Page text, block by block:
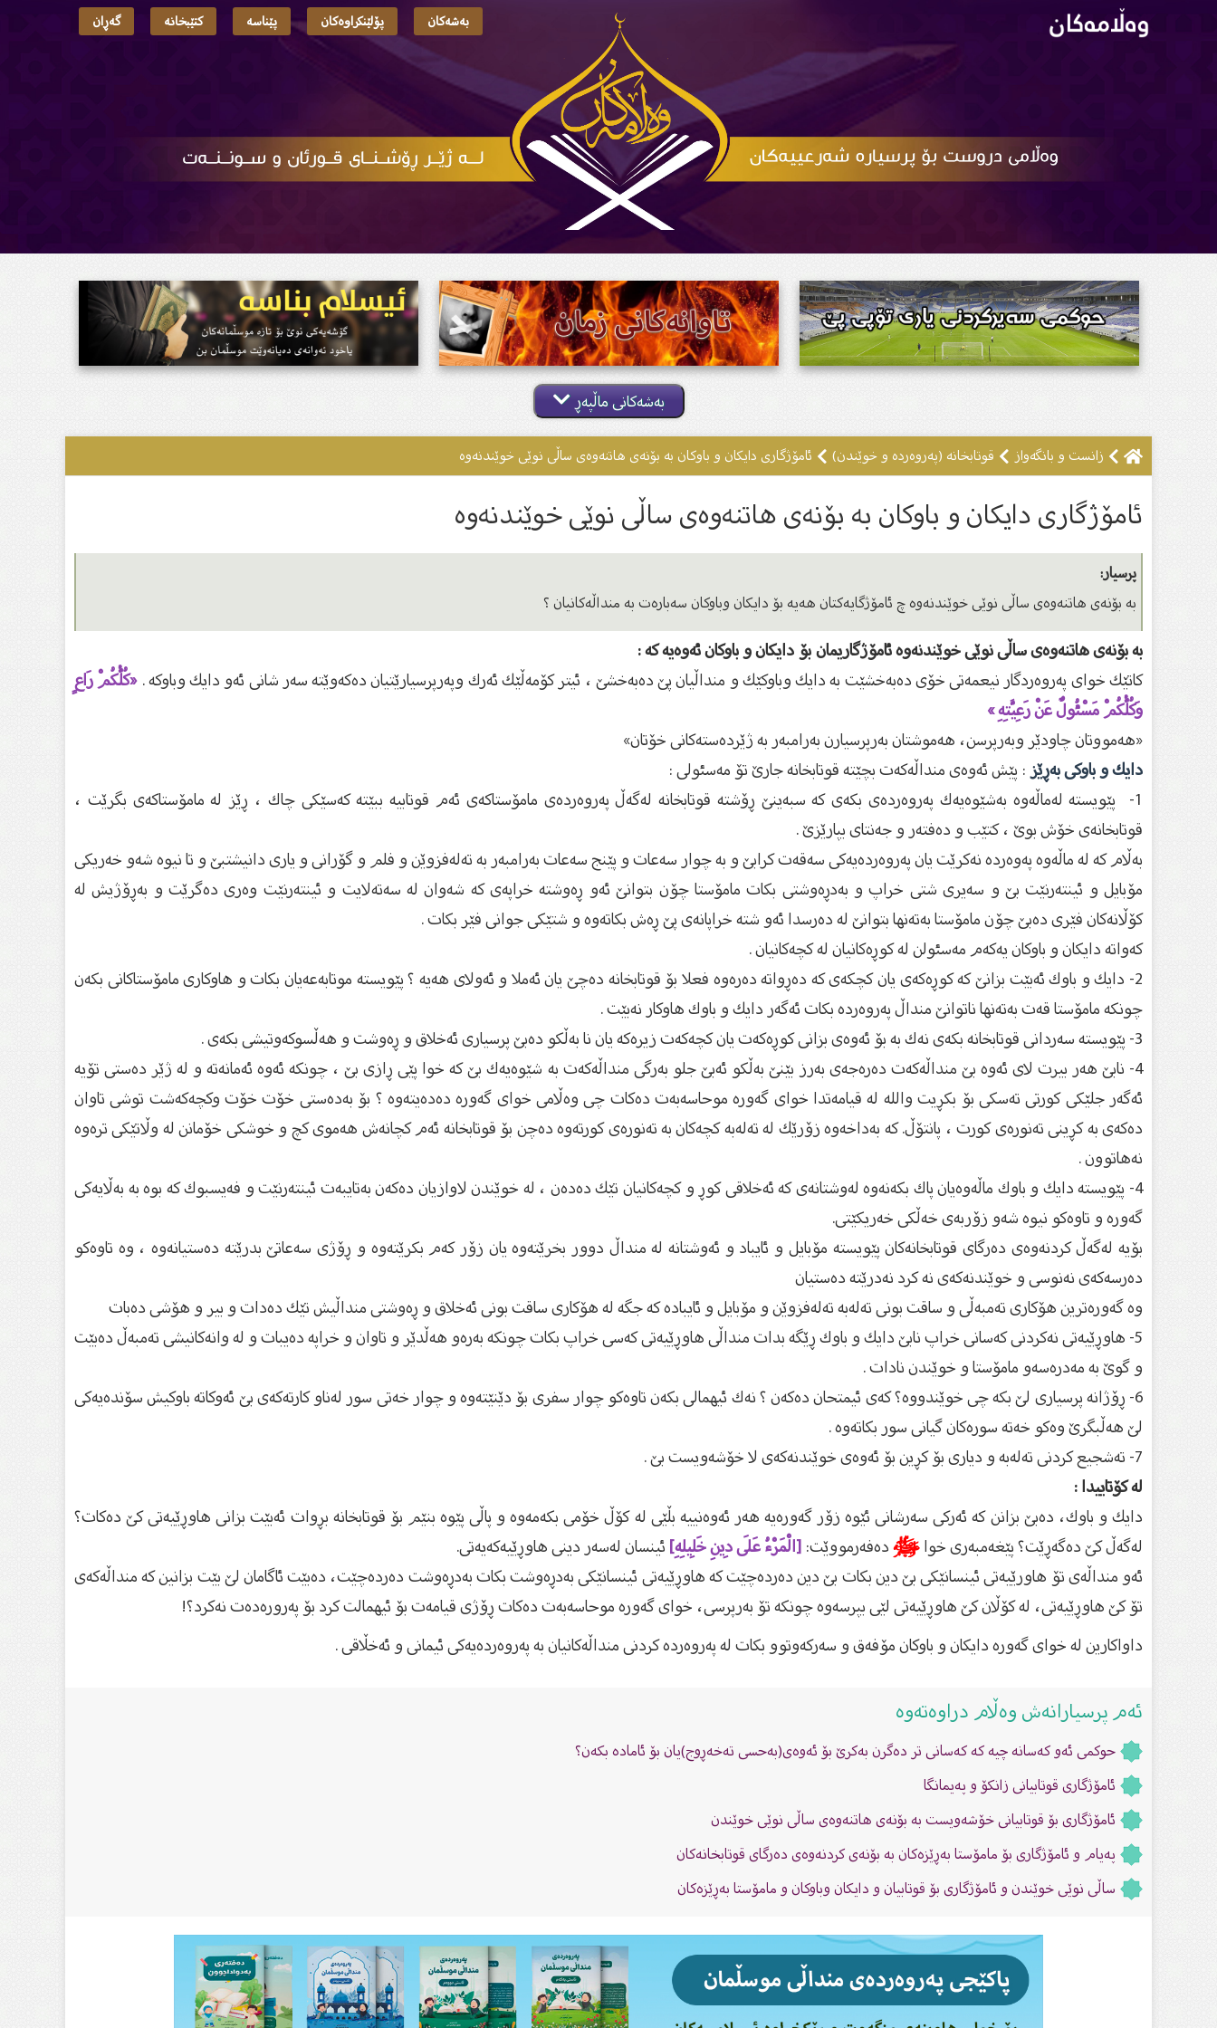
بەشەکان پۆلێنکراوەکان پێناسە کتێبخانە گەڕان
بەشەکانی ماڵپەڕ
زانست و بانگەواز قوتابخانە (پەروەردە و خوێندن) ئامۆژگارى دایکان و باوکان بە بۆنەى هاتنەوەى ساڵى نوێى خوێندنەوە
ئامۆژگارى دایکان و باوکان بە بۆنەى هاتنەوەى ساڵى نوێى خوێندنەوە
پرسیار:
بە بۆنەى هاتنەوەى ساڵى نوێى خوێندنەوە چ ئامۆژگایەکتان هەیە بۆ دایکان وباوکان سەبارەت بە منداڵەکانیان ؟
بە بۆنەى هاتنەوەى ساڵى نوێى خوێندنەوە ئامۆژگاریمان بۆ دایكان و باوكان ئەوەیە کە :
كاتێك خوای پەروەردگار نیعمەتی خۆی دەبەخشێت بە دایك وباوكێك و منداڵیان پێ دەبەخشێ ، ئیتر كۆمەڵێك ئەرك وپەرپرسیارێتیان دەكەوێتە سەر شانی ئەو دایك وباوكە .«كُلُّكُمْ رَاعٍ
وَكُلُّكُمْ مَسْئُولٌ عَنْ رَعِيَّتِهِ »
«هەمووتان چاودێر وبەرپرسن، هەموشتان بەرپرسیارن بەرامبەر بە ژێردەستەكانی خۆتان»
دایك و باوكی بەڕێز: پێش ئەوەی منداڵەكەت بچێتە قوتابخانە جارێ تۆ مەسئولی :
1- پێویستە لەماڵەوە بەشێوەیەك پەروەردەی بكەی كە سبەینێ ڕۆشتە قوتابخانە لەگەڵ پەروەردەی مامۆستاكەی ئەم قوتابیە ببێتە كەسێكی چاك ، ڕێز لە مامۆستاكەی بگرێت ،
قوتابخانەی خۆش بوێ ، كتێب و دەفتەر و جەنتای بپارێزێ .
بەڵام كە لە ماڵەوە پەوەردە نەكرێت یان پەروەردەیەكی سەقەت كرابێ و بە چوار سەعات و پێنج سەعات بەرامبەر بە تەلەفزوێن و فلم و گۆرانی و یاری دانیشتبێ و تا نیوە شەو خەریكی
مۆبایل و ئینتەرنێت بێ و سەیری شتی خراپ و بەدڕەوشتی بكات مامۆستا چۆن بتوانێ ئەو ڕەوشتە خراپەی كە شەوان لە سەتەلایت و ئینتەرنێت وەری دەگرێت و بەڕۆژیش لە
كۆڵانەكان فێری دەبێ چۆن مامۆستا بەتەنها بتوانێ لە دەرسدا ئەو شتە خراپانەی پێ ڕەش بكاتەوە و شتێكی جوانی فێر بكات .
كەواتە دایكان و باوكان یەكەم مەسئولن لە كوڕەكانیان لە كچەكانیان .
2- دایك و باوك ئەبێت بزانێ كە كوڕەكەی یان كچكەی كە دەڕواتە دەرەوە فعلا بۆ قوتابخانە دەچێ یان ئەملا و ئەولای هەیە ؟ پێویستە موتابەعەیان بكات و هاوكاری مامۆستاكانی بكەن
چونكە مامۆستا قەت بەتەنها ناتوانێ منداڵ پەروەردە بكات ئەگەر دایك و باوك هاوكار نەبێت .
3- پێویستە سەردانی قوتابخانە بكەی نەك بە بۆ ئەوەی بزانی كوڕەكەت یان كچەكەت زیرەكە یان نا بەڵكو دەبێ پرسیاری ئەخلاق و ڕەوشت و هەڵسوكەوتیشی بكەی .
4- نابێ هەر بیرت لای ئەوە بێ منداڵەكەت دەرەجەی بەرز بێنێ بەڵكو ئەبێ جلو بەرگی منداڵەكەت بە شێوەیەك بێ كە خوا پێی ڕازی بێ ، چونكە ئەوە ئەمانەتە و لە ژێر دەستی تۆیە
ئەگەر جلێكی كورتی تەسكی بۆ بكڕیت والله لە قیامەتدا خوای گەورە موحاسەبەت دەكات چی وەڵامی خوای گەورە دەدەیتەوە ؟ بۆ بەدەستی خۆت خۆت وكچەكەشت توشی تاوان
دەكەی بە كڕینی تەنورەی كورت ، پانتۆڵ. كە بەداخەوە زۆرێك لە تەلەبە كچەكان بە تەنورەی كورتەوە دەچن بۆ قوتابخانە ئەم كچانەش هەموی كچ و خوشكی خۆمانن لە وڵاتێكی ترەوە
نەهاتوون .
4- پێویستە دایك و باوك ماڵەوەیان پاك بكەنەوە لەوشتانەی كە ئەخلاقی كوڕ و كچەكانیان تێك دەدەن ، لە خوێندن لاوازیان دەكەن بەتایبەت ئینتەرنێت و فەیسبوك كە بوە بە بەڵایەكی
گەورە و تاوەكو نیوە شەو زۆربەی خەڵكی خەریكێتی.
بۆیە لەگەڵ كردنەوەی دەرگای قوتابخانەكان پێویستە مۆبایل و ئایباد و ئەوشتانە لە منداڵ دوور بخرێتەوە یان زۆر كەم بكرێتەوە و ڕۆژی سەعاتێ بدرێتە دەستیانەوە ، وە تاوەكو
دەرسەكەی نەنوسی و خوێندنەكەی نە كرد نەدرێتە دەستیان
وە گەورەترین هۆكاری تەمبەڵی و ساقت بونی تەلەبە تەلەفزوێن و مۆبایل و ئایبادە كە جگە لە هۆكاری ساقت بونی ئەخلاق و ڕەوشتی منداڵیش تێك دەدات و بیر و هۆشی دەبات
5- هاوڕێیەتی نەكردنی كەسانی خراپ نابێ دایك و باوك ڕێگە بدات منداڵی هاوڕێیەتی كەسی خراپ بكات چونكە بەرەو هەڵدێر و تاوان و خراپە دەیبات و لە وانەكانیشی تەمبەڵ دەبێت
و گوێ بە مەدرەسەو مامۆستا و خوێندن نادات .
6- ڕۆژانە پرسیاری لێ بكە چی خوێندووە؟ كەی ئیمتحان دەكەن ؟ نەك ئیهمالی بكەن تاوەكو چوار سفری بۆ دێنێتەوە و چوار خەتی سور لەناو كارتەكەی بێ ئەوكاتە باوكیش سۆندەیەكی
لێ هەڵبگرێ وەكو خەتە سورەكان گیانی سور بكاتەوە .
7- تەشجیع كردنی تەلەبە و دیاری بۆ كڕین بۆ ئەوەی خوێندنەكەی لا خۆشەویست بێ .
لە كۆتاییدا :
دایك ‌و باوك، دەبێ بزانن كە ئەركی سەرشانی ئێوە زۆر گەورەیە هەر ئەوەنییە بڵێی لە كۆڵ خۆمی بكەمەوە ‌و پاڵی پێوە بنێم بۆ قوتابخانە بڕوات ئەبێت بزانی هاوڕێیەتی كێ‌ دەكات؟
لەگەڵ كێ‌ دەگەڕێت؟ پێغەمبەری خواﷺدەفەرمووێت:[الْمَرْءُ عَلَى دِينِ خَلِيلِهِ]ئینسان لەسەر دینی هاوڕێیەكەیەتی.
ئەو منداڵەی تۆ هاورێیەتی ئینسانێكی بێ‌ دین بكات بێ‌ دین دەردەچێت كە هاوڕێیەتی ئینسانێكی بەدڕەوشت بكات بەدڕەوشت دەردەچێت، دەبێت ئاگامان لێ‌ بێت بزانین كە منداڵەكەی
تۆ كێ‌ هاوڕێیەتی، لە كۆڵان كێ‌ هاوڕێیەتی لێی بپرسەوە چونكە تۆ بەرپرسی، خوای گەورە موحاسەبەت دەكات ڕۆژی قیامەت بۆ ئیهمالت كرد بۆ پەرورەدەت نەكرد؟!
داواکارین لە خواى گەورە دایکان و باوکان مۆفەق و سەرکەوتوو بکات لە پەروەردە کردنى منداڵەکانیان بە پەروەردەیەکى ئیمانى و ئەخڵاقی .
ئەم پرسیارانەش وەڵام دراوەتەوە
حوکمى ئەو كەسانە چیە کە كەسانی تر دەگرن بەكرێ‌ بۆ ئەوەی(بەحسی تەخەڕوج)یان بۆ ئامادە بکەن؟
ئامۆژگارى قوتابیانى زانکۆ و پەیمانگا
ئامۆژگارى بۆ قوتابیانى خۆشەویست بە بۆنەى هاتنەوەى ساڵى نوێى خوێندن
پەیام و ئامۆژگاری بۆ مامۆستا بەڕێزەکان بە بۆنەى کردنەوەى دەرگاى قوتابخانەکان
ساڵى نوێى خوێندن و ئامۆژگارى بۆ قوتابیان و دایکان وباوکان و مامۆستا بەڕێزەکان